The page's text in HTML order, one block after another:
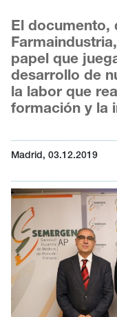
El documento,
papel que
desarrollo de
la labor que
formación y la
Madrid, 03.12.2019